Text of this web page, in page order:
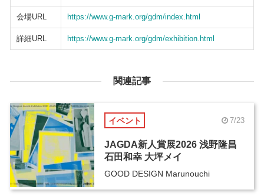
会場URL https://www.g-mark.org/gdm/index.html
詳細URL https://www.g-mark.org/gdm/exhibition.html
関連記事
イベント 7/23
JAGDA新人賞展2026 浅野隆昌
石田和幸 大坪メイ
GOOD DESIGN Marunouchi